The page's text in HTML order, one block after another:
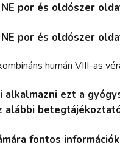
por és oldószer
por és oldószer
humán VIII-as
ezt a
alábbi
fontos